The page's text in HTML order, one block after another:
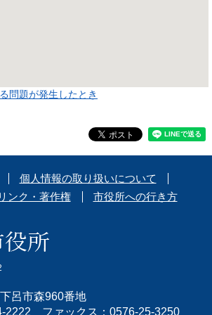
問題が発生したとき
個人情報の取り扱いについて
リンク・著作権 市役所への行き方
呂市森960番地
2222 ファックス：0576-25-3250